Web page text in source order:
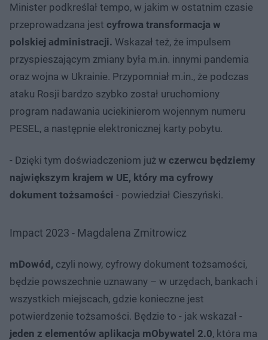
Minister podkreślał tempo, w jakim w ostatnim czasie
przeprowadzana jest cyfrowa transformacja w
polskiej administracji. Wskazał też, że impulsem
przyspieszającym zmiany była m.in. innymi pandemia
oraz wojna w Ukrainie. Przypomniał m.in., że podczas
ataku Rosji bardzo szybko został uruchomiony
program nadawania uciekinierom wojennym numeru
PESEL, a następnie elektronicznej karty pobytu.
- Dzięki tym doświadczeniom już w czerwcu będziemy
największym krajem w UE, który ma cyfrowy
dokument tożsamości - powiedział Cieszyński.
Impact 2023 - Magdalena Zmitrowicz
mDowód, czyli nowy, cyfrowy dokument tożsamości,
będzie powszechnie uznawany – w urzędach, bankach i
wszystkich miejscach, gdzie konieczne jest
potwierdzenie tożsamości. Będzie to - jak wskazał -
jeden z elementów aplikacja mObywatel 2.0, która ma